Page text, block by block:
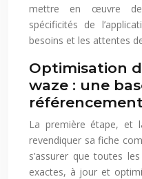
mettre en œuvre
spécificités de
besoins et les attentes
Optimisation
waze : une
La première étape, et
revendiquer sa fiche
s’assurer que toutes
exactes, à jour et